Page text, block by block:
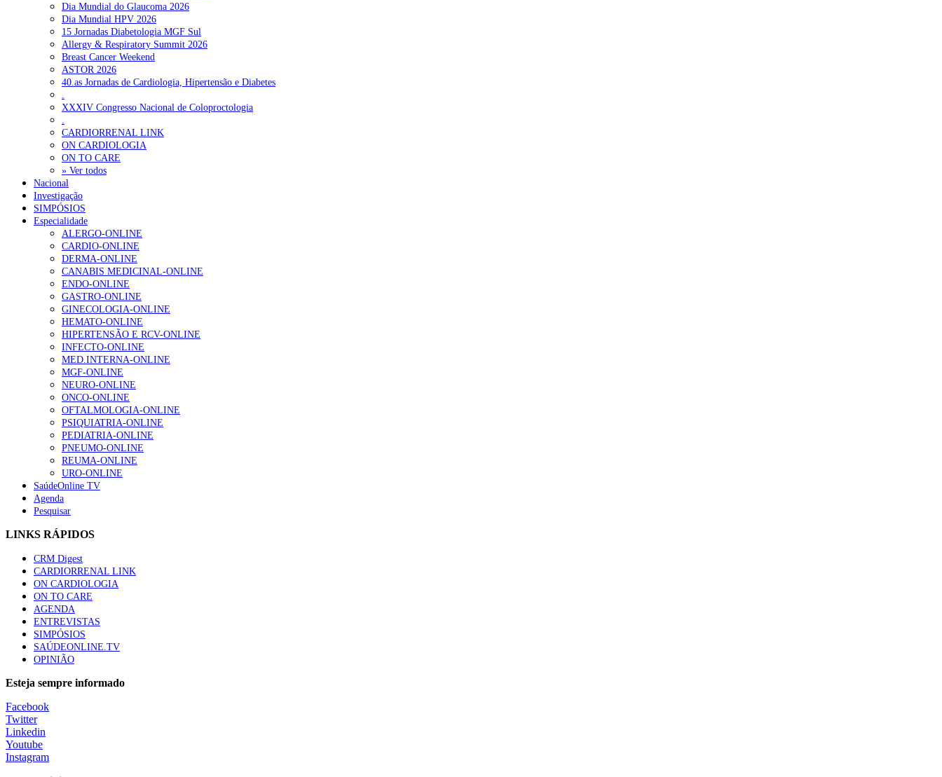
Dia Mundial do Glaucoma 2026
Dia Mundial HPV 2026
15 Jornadas Diabetologia MGF Sul
Allergy & Respiratory Summit 2026
Breast Cancer Weekend
ASTOR 2026
40.as Jornadas de Cardiologia, Hipertensão e Diabetes
XXXIV Congresso Nacional de Coloproctologia
CARDIORRENAL LINK
ON CARDIOLOGIA
ON TO CARE
» Ver todos
Nacional
Investigação
SIMPÓSIOS
Especialidade
ALERGO-ONLINE
CARDIO-ONLINE
DERMA-ONLINE
CANABIS MEDICINAL-ONLINE
ENDO-ONLINE
GASTRO-ONLINE
GINECOLOGIA-ONLINE
HEMATO-ONLINE
HIPERTENSÃO E RCV-ONLINE
INFECTO-ONLINE
MED.INTERNA-ONLINE
MGF-ONLINE
NEURO-ONLINE
ONCO-ONLINE
OFTALMOLOGIA-ONLINE
PSIQUIATRIA-ONLINE
PEDIATRIA-ONLINE
PNEUMO-ONLINE
REUMA-ONLINE
URO-ONLINE
SaúdeOnline TV
Agenda
Pesquisar
LINKS RÁPIDOS
CRM Digest
CARDIORRENAL LINK
ON CARDIOLOGIA
ON TO CARE
AGENDA
ENTREVISTAS
SIMPÓSIOS
SAÚDEONLINE.TV
OPINIÃO
Esteja sempre informado
Facebook
Twitter
Linkedin
Youtube
Instagram